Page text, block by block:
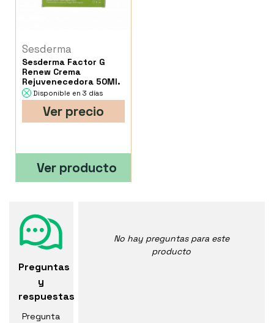
Sesderma
Sesderma Factor G
Renew Crema
Rejuvenecedora 50Ml.
Disponible en 3 días
Ver precio
Ver producto
Preguntas
y
respuestas
Pregunta
No hay preguntas para este
producto